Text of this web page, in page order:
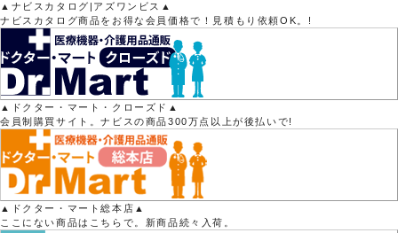
▲ナビスカタログ|アズワンビス▲
ナビスカタログ商品をお得な会員価格で！見積もり依頼OK。!
▲ドクター・マート・クローズド▲
会員制購買サイト。ナビスの商品300万点以上が後払いで!
▲ドクター・マート総本店▲
ここにない商品はこちらで。新商品続々入荷。